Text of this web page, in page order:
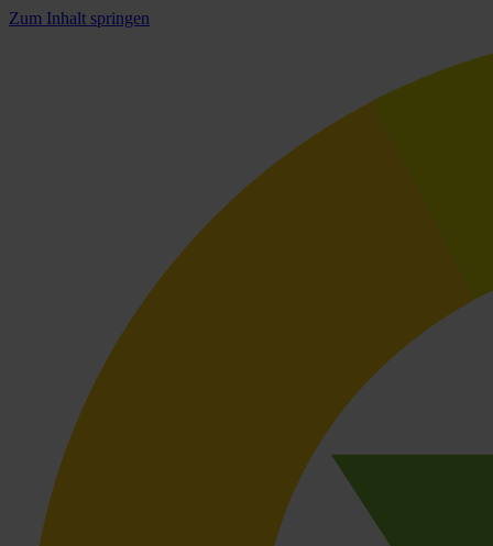
Zum Inhalt springen